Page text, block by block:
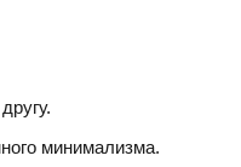
минимализма.